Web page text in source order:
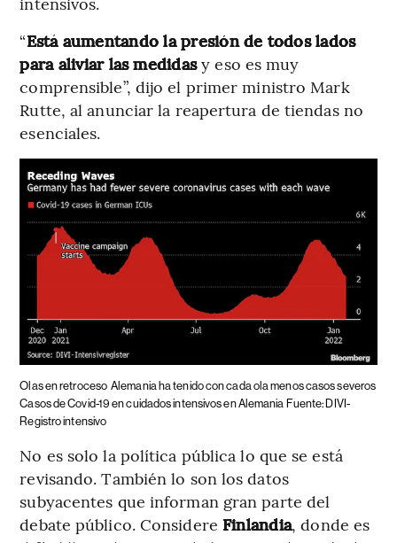
“Está aumentando la presión de todos lados
para aliviar las medidasy eso es muy
comprensible”, dijo el primer ministro Mark
Rutte, al anunciar la reapertura de tiendas no
esenciales.
Olas en retroceso Alemania ha tenido con cada ola menos casos severos
Casos de Covid-19 en cuidados intensivos en Alemania Fuente: DIVI-
Registro intensivo
No es solo la política pública lo que se está
revisando. También lo son los datos
subyacentes que informan gran parte del
debate público. Considere Finlandia, donde es